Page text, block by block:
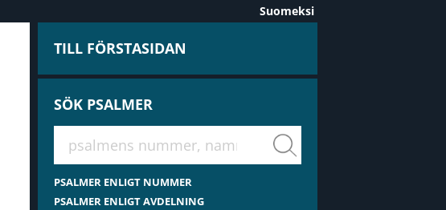
Suomeksi
TILL FÖRSTASIDAN
SÖK PSALMER
Hae virsiä
PSALMER ENLIGT NUMMER
PSALMER ENLIGT AVDELNING